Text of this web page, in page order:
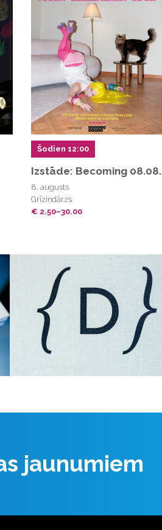
Šodien 12:00
Izstāde: Becoming 08.08.
8. augusts
Grīziņdārzs
€ 2.50–30.00
jaunumiem